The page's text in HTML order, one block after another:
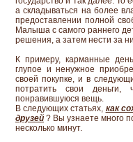
а складываться на более
предоставлении полной
Малыша с самого раннего
решения, а затем нести за
К примеру, карманные
глупое и ненужное
своей покупке, и в
потратить свои деньги,
понравившуюся вещь.
В следующих статьях, как
друзей ? Вы узнаете много
несколько минут.